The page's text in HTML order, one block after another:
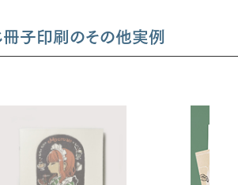
冊子印刷のその他実例